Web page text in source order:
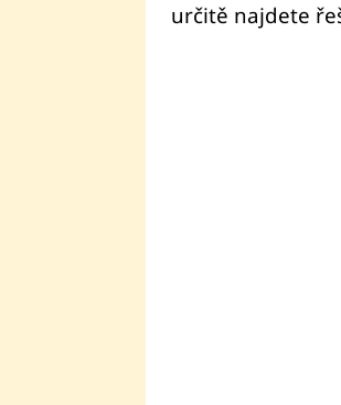
určitě najdete